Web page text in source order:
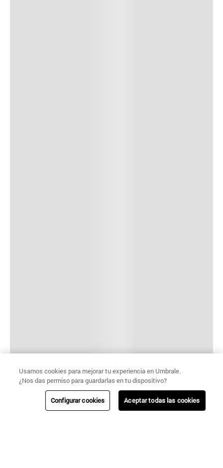
Usamos cookies para mejorar tu experiencia en Umbrale.
¿Nos das permiso para guardarlas en tu dispositivo?
Configurar cookies Aceptar todas las cookies